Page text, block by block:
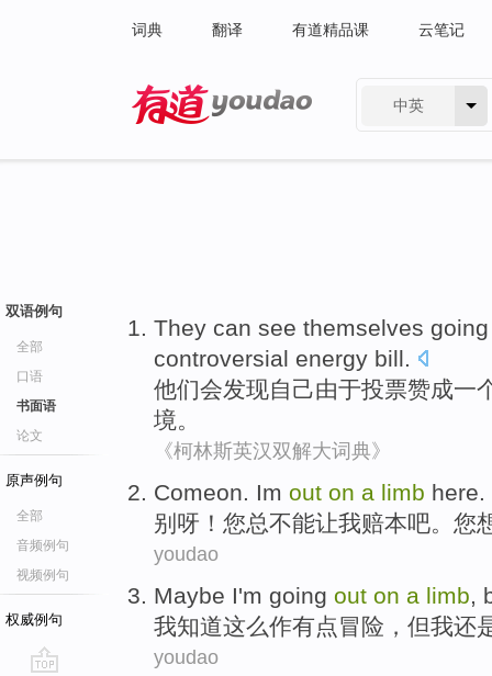
词典 翻译 有道精品课 云笔记
中英
双语例句
全部
口语
书面语
论文
原声例句
全部
音频例句
视频例句
权威例句
They can see themselves
controversial energy bill.
他们会发现自己由于投票赞成一
境。
《柯林斯英汉双解大词典》
Comeon. Im out on a limb here.
别呀！ 您总不能让我赔本吧。您
youdao
Maybe I'm going out on a limb
我知道这么作有点冒险， 但我还
youdao